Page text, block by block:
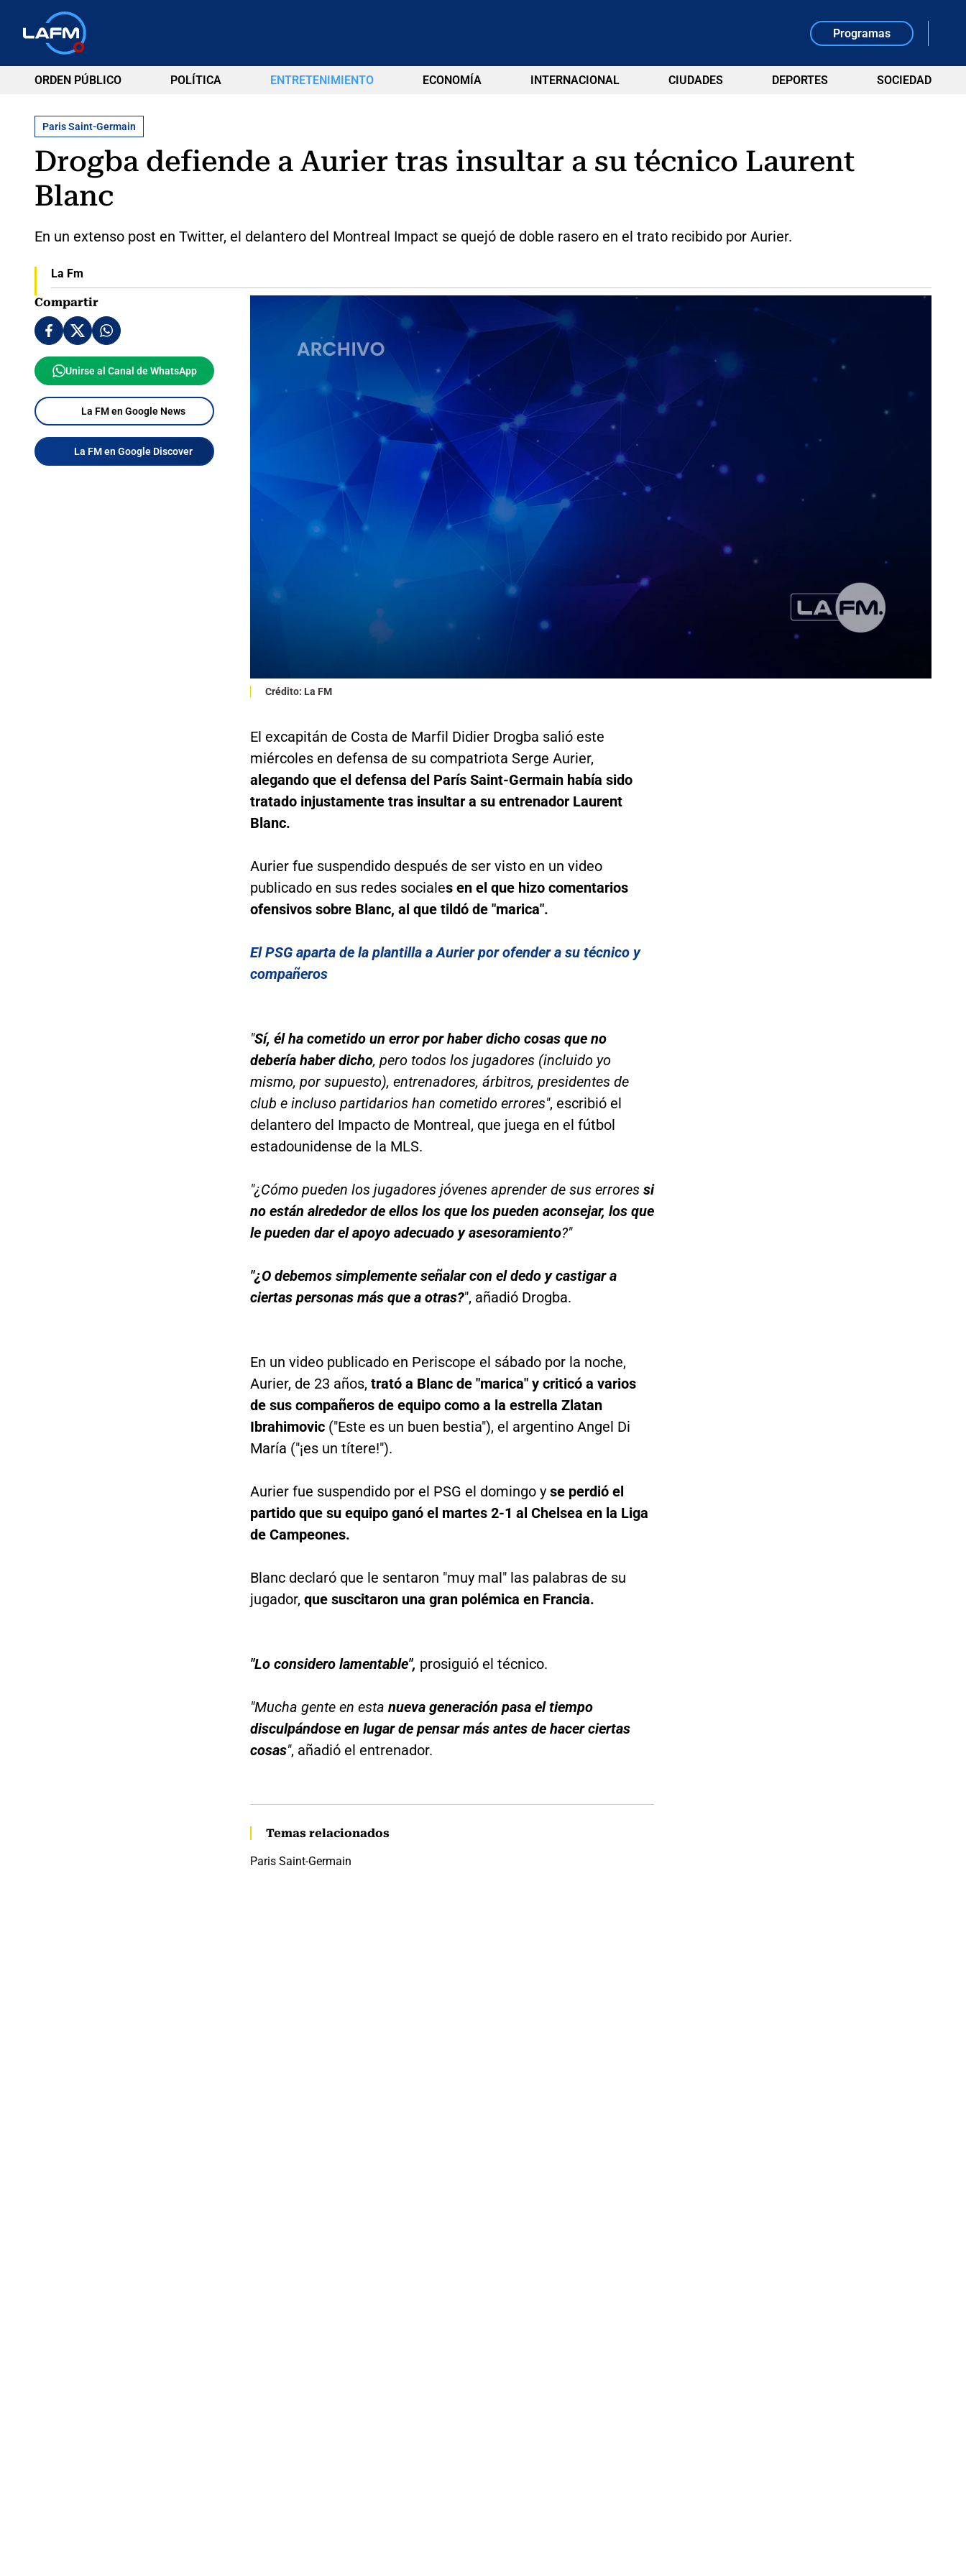
Programas
ORDEN PÚBLICO POLÍTICA ENTRETENIMIENTO ECONOMÍA INTERNACIONAL CIUDADES DEPORTES SOCIEDAD
Paris Saint-Germain
Drogba defiende a Aurier tras insultar a su técnico Laurent
Blanc
En un extenso post en Twitter, el delantero del Montreal Impact se quejó de doble rasero en el trato recibido por Aurier.
La Fm
Compartir
Unirse al Canal de WhatsApp
La FM en Google News
La FM en Google Discover
Crédito: La FM
El excapitán de Costa de Marfil Didier Drogba salió este
miércoles en defensa de su compatriota Serge Aurier,
alegando que el defensa del París Saint-Germain había sido
tratado injustamente tras insultar a su entrenador Laurent
Blanc.
Aurier fue suspendido después de ser visto en un video
publicado en sus redes sociales en el que hizo comentarios
ofensivos sobre Blanc, al que tildó de "marica".
El PSG aparta de la plantilla a Aurier por ofender a su técnico y
compañeros
"Sí, él ha cometido un error por haber dicho cosas que no
debería haber dicho, pero todos los jugadores (incluido yo
mismo, por supuesto), entrenadores, árbitros, presidentes de
club e incluso partidarios han cometido errores", escribió el
delantero del Impacto de Montreal, que juega en el fútbol
estadounidense de la MLS.
"¿Cómo pueden los jugadores jóvenes aprender de sus errores si
no están alrededor de ellos los que los pueden aconsejar, los que
le pueden dar el apoyo adecuado y asesoramiento?"
"¿O debemos simplemente señalar con el dedo y castigar a
ciertas personas más que a otras?", añadió Drogba.
En un video publicado en Periscope el sábado por la noche,
Aurier, de 23 años, trató a Blanc de "marica" y criticó a varios
de sus compañeros de equipo como a la estrella Zlatan
Ibrahimovic("Este es un buen bestia"), el argentino Angel Di
María ("¡es un títere!").
Aurier fue suspendido por el PSG el domingo y se perdió el
partido que su equipo ganó el martes 2-1 al Chelsea en la Liga
de Campeones.
Blanc declaró que le sentaron "muy mal" las palabras de su
jugador, que suscitaron una gran polémica en Francia.
"Lo considero lamentable", prosiguió el técnico.
"Mucha gente en esta nueva generación pasa el tiempo
disculpándose en lugar de pensar más antes de hacer ciertas
cosas", añadió el entrenador.
Temas relacionados
Paris Saint-Germain